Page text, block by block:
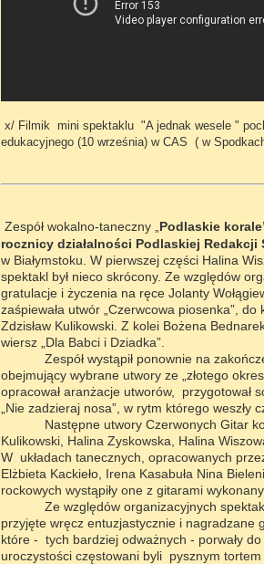
x/ Filmik mini spektaklu "A jednak wesele "
edukacyjnego (10 września) w CAS ( w
Zespół wokalno-taneczny „ Podlaskie
rocznicy działalności Podlaskiej Redakcji
w Białymstoku. W pierwszej części Halina
spektakl był nieco skrócony. Ze względów
gratulacje i życzenia na ręce Jolanty
zaśpiewała utwór „Czerwcowa piosenka”,
Zdzisław Kulikowski. Z kolei Bożena
wiersz „Dla Babci i Dziadka”.
Zespół wystąpił ponownie na
obejmujący wybrane utwory ze „złotego
opracował aranżacje utworów, przygotował
„Nie zadzieraj nosa”, w rytm którego weszły
Następne utwory Czerwonych Gitar
Kulikowski, Halina Zyskowska, Halina
W układach tanecznych, opracowanych
Elżbieta Kackieło, Irena Kasabuła Nina
rockowych wystąpiły one z gitarami
Ze względów organizacyjnych spektakl
przyjęte wręcz entuzjastycznie i nagradzane
które - tych bardziej odważnych - porwały
uroczystości częstowani byli pysznym tortem